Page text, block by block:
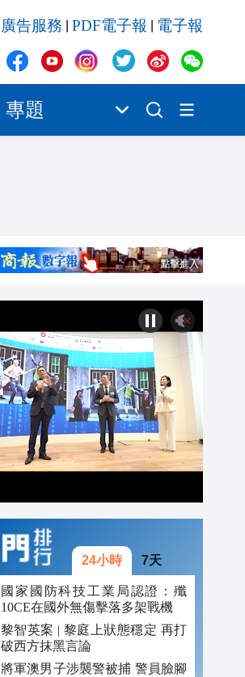
廣告服務 PDF電子報 電子報
專題
24小時 7天
國家國防科技工業局認證：殲
10CE在國外無傷擊落多架戰機
黎智英案 | 黎庭上狀態穩定 再打
破西方抹黑言論
將軍澳男子涉襲警被捕 警員臉腳